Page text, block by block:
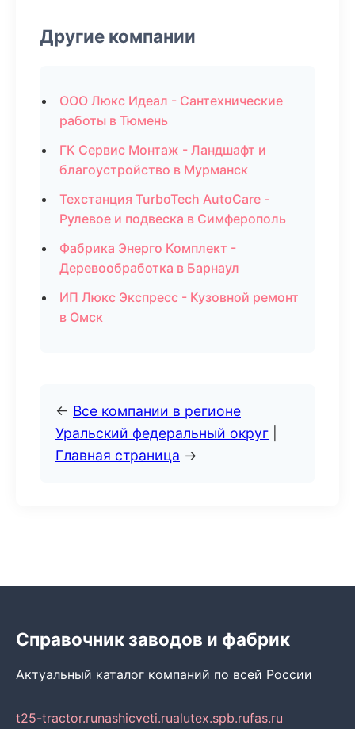
Другие компании
ООО Люкс Идеал - Сантехнические
работы в Тюмень
ГК Сервис Монтаж - Ландшафт и
благоустройство в Мурманск
Техстанция TurboTech AutoCare -
Рулевое и подвеска в Симферополь
Фабрика Энерго Комплект -
Деревообработка в Барнаул
ИП Люкс Экспресс - Кузовной ремонт
в Омск
← Все компании в регионе
Уральский федеральный округ
Главная страница →
Справочник заводов и фабрик
Актуальный каталог компаний по всей России
t25-tractor.runashicveti.rualutex.spb.rufas.ru